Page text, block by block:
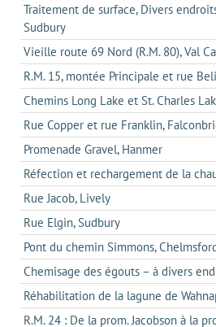
Traitement de surface, Divers
Sudbury
Vieille route 69 Nord (R.M. 80), Val
R.M. 15, montée Principale et rue
Chemins Long Lake et St. Charles
Rue Copper et rue Franklin,
Promenade Gravel, Hanmer
Réfection et rechargement de la
Rue Jacob, Lively
Rue Elgin, Sudbury
Pont du chemin Simmons,
Chemisage des égouts – à divers
Réhabilitation de la lagune de
R.M. 24 : De la prom. Jacobson à la